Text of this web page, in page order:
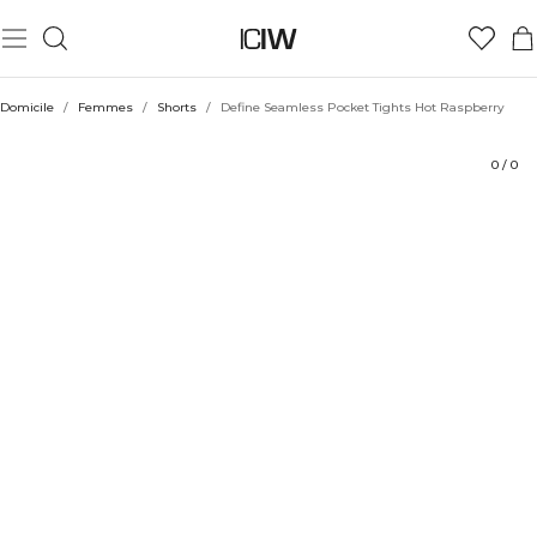
Domicile / Femmes / Shorts / Define Seamless Pocket Tights Hot Raspberry
0 / 0